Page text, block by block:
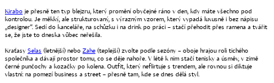
Kirabo je přesně ten typ blejzru, který promění obyčejné ráno v den, kdy máte všechno pod
kontrolou. Je měkký, ale strukturovaný, s výrazným vzorem, který vypadá luxusně i bez nápisu
„designer“. Sedí do kanceláře, na schůzku i na drink po práci – stačí přehodit přes ramena a tvářit
se, že jste to dneska vůbec neřešila.
Kraťasy Selas (letnější) nebo Zahe (teplejší) zvolte podle sezóny – oboje hrajou roli tichého
společníka a dávají prostor tomu, co se děje nahoře. V létě k nim stačí tenisky a úsměv, v zimě
černé punčochy a kozačky po kolena. Outfit, který neflirtuje s trendem, ale rovnou si diktuje
vlastní: na pomezí business a street – přesně tam, kde se dnes dělá styl.